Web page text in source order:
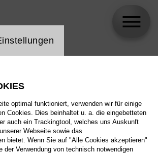
Cookie
optimal funktioniert, verwenden wir für einige
Cookies. Dies beinhaltet u. a. die eingebetteten
auch ein Trackingtool, welches uns Auskunft
Webseite sowie das
bietet. Wenn Sie auf "Alle Cookies akzeptieren"
der Verwendung von technisch notwendigen